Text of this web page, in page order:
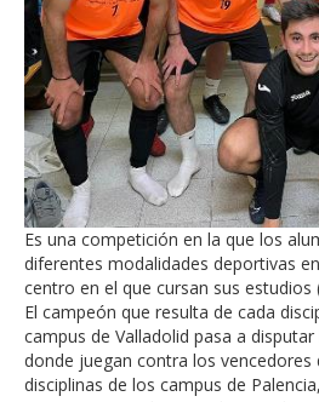
Es una competición en la que los
diferentes modalidades deportivas
centro en el que cursan sus estudios
El campeón que resulta de cada
campus de Valladolid pasa a
donde juegan contra los vencedores
disciplinas de los campus de